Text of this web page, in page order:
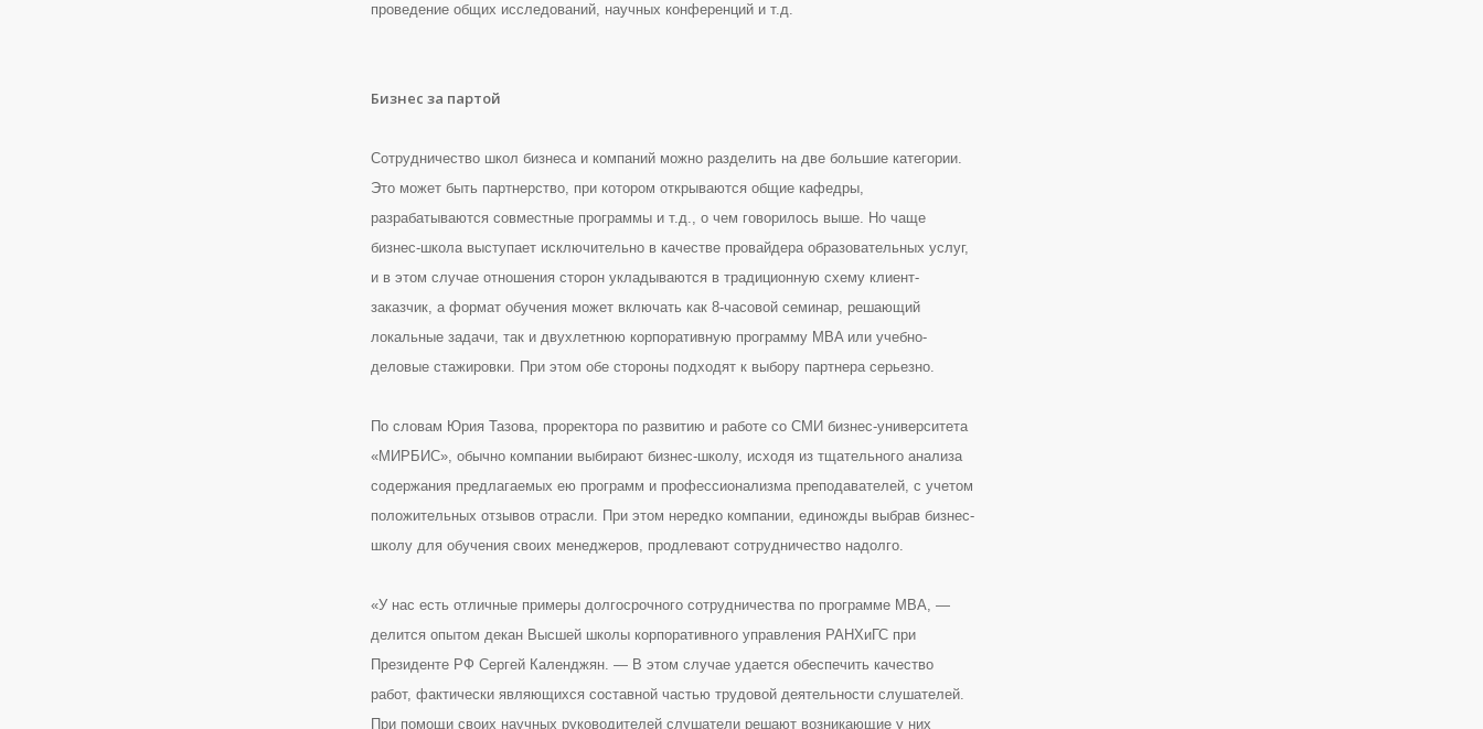
проведение общих исследований, научных конференций и т.д.
Бизнес за партой
Сотрудничество школ бизнеса и компаний можно разделить на две большие категории.
Это может быть партнерство, при котором открываются общие кафедры,
разрабатываются совместные программы и т.д., о чем говорилось выше. Но чаще
бизнес-школа выступает исключительно в качестве провайдера образовательных услуг,
и в этом случае отношения сторон укладываются в традиционную схему клиент-
заказчик, а формат обучения может включать как 8-часовой семинар, решающий
локальные задачи, так и двухлетнюю корпоративную программу MBA или учебно-
деловые стажировки. При этом обе стороны подходят к выбору партнера серьезно.
По словам Юрия Тазова, проректора по развитию и работе со СМИ бизнес-университета
«МИРБИС», обычно компании выбирают бизнес-школу, исходя из тщательного анализа
содержания предлагаемых ею программ и профессионализма преподавателей, с учетом
положительных отзывов отрасли. При этом нередко компании, единожды выбрав бизнес-
школу для обучения своих менеджеров, продлевают сотрудничество надолго.
«У нас есть отличные примеры долгосрочного сотрудничества по программе MBA, —
делится опытом декан Высшей школы корпоративного управления РАНХиГС при
Президенте РФ Сергей Календжян. — В этом случае удается обеспечить качество
работ, фактически являющихся составной частью трудовой деятельности слушателей.
При помощи своих научных руководителей слушатели решают возникающие у них